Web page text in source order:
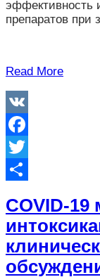
эффективность
препаратов при
Read More
VK
Facebook
Twitter
COVID-19